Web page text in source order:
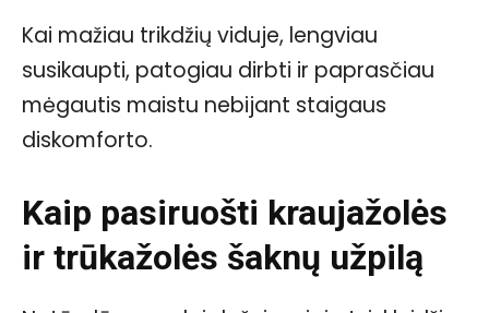
Kai mažiau trikdžių viduje, lengviau
susikaupti, patogiau dirbti ir paprasčiau
mėgautis maistu nebijant staigaus
diskomforto.
Kaip pasiruošti kraujažolės
ir trūkažolės šaknų užpilą